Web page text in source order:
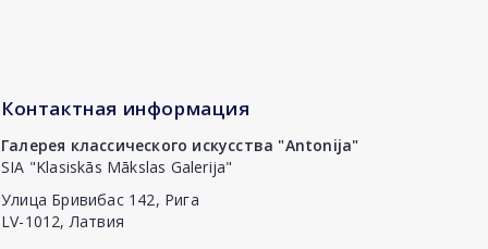
Контактная информация
Галерея классического искусства "Antonija"
SIA "Klasiskās Mākslas Galerija"
Улица Бривибас 142, Рига
LV-1012, Латвия